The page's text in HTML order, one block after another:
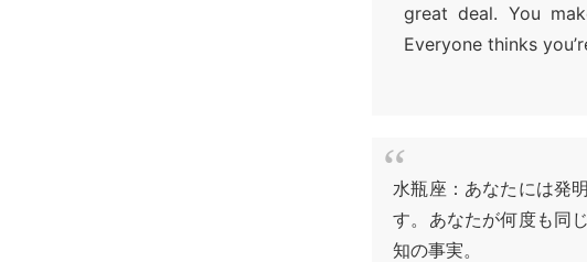
great deal. You
Everyone thinks
水瓶座：あなたには発
す。あなたが何度も同
知の事実。